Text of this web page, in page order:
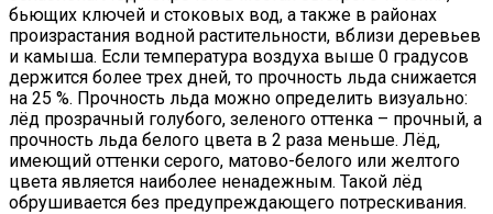
бьющих ключей и стоковых вод, а также в районах
произрастания водной растительности, вблизи деревьев
и камыша. Если температура воздуха выше 0 градусов
держится более трех дней, то прочность льда снижается
на 25 %. Прочность льда можно определить визуально:
лёд прозрачный голубого, зеленого оттенка – прочный, а
прочность льда белого цвета в 2 раза меньше. Лёд,
имеющий оттенки серого, матово-белого или желтого
цвета является наиболее ненадежным. Такой лёд
обрушивается без предупреждающего потрескивания.